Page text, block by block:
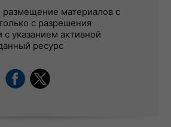
размещение материалов с
с разрешения
указанием активной
ресурс